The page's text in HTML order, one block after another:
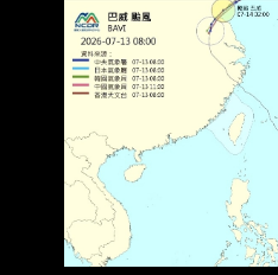
https://i.imgur.com/